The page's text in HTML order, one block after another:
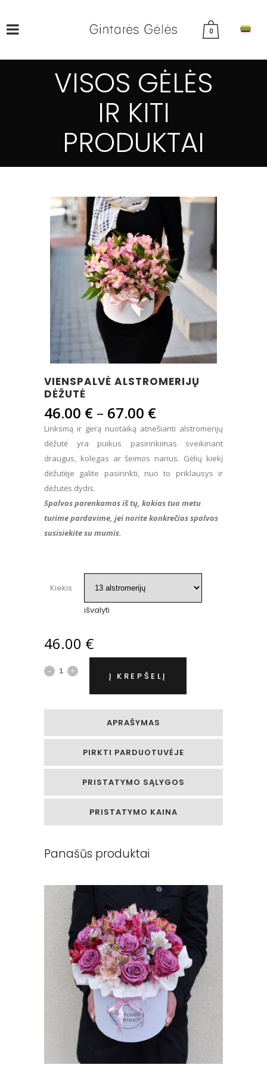
0
VISOS GĖLĖS
IR KITI
PRODUKTAI
VIENSPALVĖ ALSTROMERIJŲ
DĖŽUTĖ
46.00 € – 67.00 €Price
range:
46.00 €
through
67.00 €
Linksmą ir gerą nuotaiką atnešianti alstromerijų
dėžutė yra puikus pasirinkimas sveikinant
draugus, kolegas ar šeimos narius. Gėlių kiekį
dėžutėje galite pasirinkti, nuo to priklausys ir
dėžutės dydis.
Spalvos parenkamos iš tų, kokias tuo metu
turime pardavime, jei norite konkrečios spalvos
susisiekite su mumis.
Kiekis
išvalyti
46.00 €
Vienspalvė
alstromerijų
quantity
Į KREPŠELĮ
APRAŠYMAS
PIRKTI PARDUOTUVĖJE
PRISTATYMO SĄLYGOS
PRISTATYMO KAINA
Panašūs produktai